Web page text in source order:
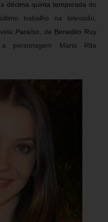
décima quinta temporada do
trabalho na televisão,
Paraíso, de Benedito Ruy
personagem Maria Rita